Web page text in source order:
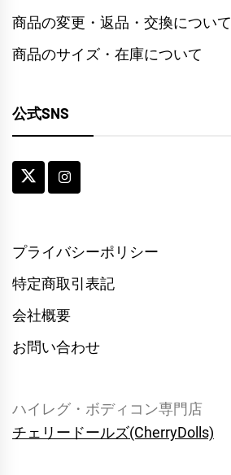
商品の変更・返品・交換について
商品のサイズ・在庫について
公式SNS
プライバシーポリシー
特定商取引表記
会社概要
お問い合わせ
ハイレグ・ボディコン専門店
チェリードールズ(CherryDolls)